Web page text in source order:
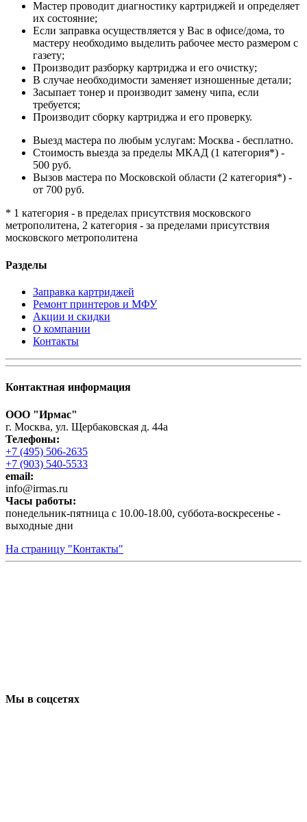
Мастер проводит диагностику картриджей и определяет
их состояние;
Если заправка осуществляется у Вас в офисе/дома, то
мастеру необходимо выделить рабочее место размером с
газету;
Производит разборку картриджа и его очистку;
В случае необходимости заменяет изношенные детали;
Засыпает тонер и производит замену чипа, если
требуется;
Производит сборку картриджа и его проверку.
Выезд мастера по любым услугам: Москва - бесплатно.
Стоимость выезда за пределы МКАД (1 категория*) -
500 руб.
Вызов мастера по Московской области (2 категория*) -
от 700 руб.
* 1 категория - в пределах присутствия московского
метрополитена, 2 категория - за пределами присутствия
московского метрополитена
Разделы
Заправка картриджей
Ремонт принтеров и МФУ
Акции и скидки
О компании
Контакты
Контактная информация
ООО "Ирмас"
г. Москва, ул. Щербаковская д. 44а
Телефоны:
+7 (495) 506-2635
+7 (903) 540-5533
email:
infо@irmas.ru
Часы работы:
понедельник-пятница с 10.00-18.00, суббота-воскресенье -
выходные дни
На страницу "Контакты"
Мы в соцсетях